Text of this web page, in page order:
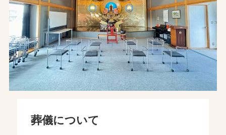
葬儀について